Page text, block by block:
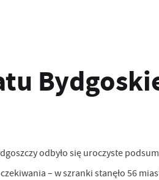
odbyło się uroczyste
– w szranki stanęło 56